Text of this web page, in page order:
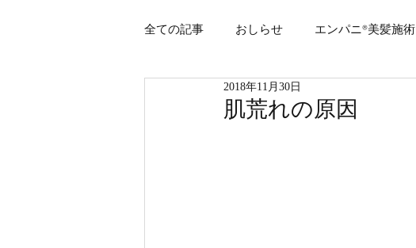
全ての記事 おしらせ エンパニ®美髪施術
ヘッドスパ 美肌通信
肌荒れの原因
2018年11月30日